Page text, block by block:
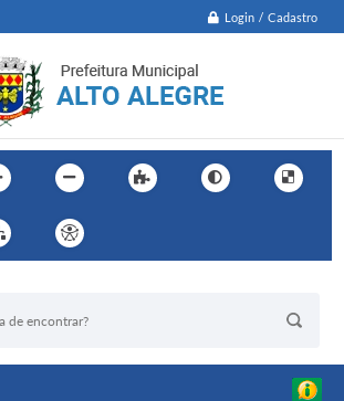
Login / Cadastro